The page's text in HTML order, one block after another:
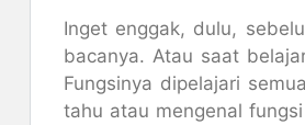
Inget enggak, dulu,
bacanya. Atau saat
Fungsinya dipelajari
tahu atau mengenal